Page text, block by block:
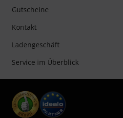
Gutscheine
Kontakt
Ladengeschäft
Service im Überblick